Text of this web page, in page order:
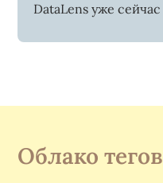
DataLens уже сейчас
Облако тегов